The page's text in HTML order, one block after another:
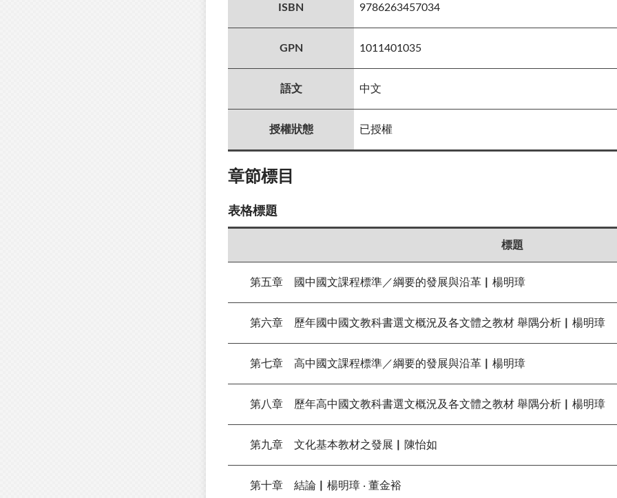
ISBN 9786263457034
GPN 1011401035
語文 中文
授權狀態 已授權
章節標目
表格標題
標題
第五章 國中國文課程標準／綱要的發展與沿革▏楊明璋
第六章 歷年國中國文教科書選文概況及各文體之教材 舉隅分析▏楊明璋
第七章 高中國文課程標準／綱要的發展與沿革▏楊明璋
第八章 歷年高中國文教科書選文概況及各文體之教材 舉隅分析▏楊明璋
第九章 文化基本教材之發展▏陳怡如
第十章 結論▏楊明璋 ‧ 董金裕